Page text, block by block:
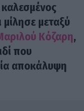
μεταξύ
Κόζαρη,
που
αποκάλυψη